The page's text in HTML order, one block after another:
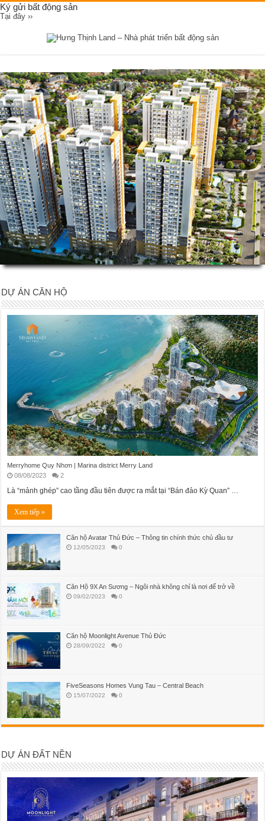
Ký gửi bất động sản
Tại đây ››
DỰ ÁN CĂN HỘ
Merryhome Quy Nhơn | Marina district Merry Land
08/08/2023
2
Là “mảnh ghép” cao tầng đầu tiên được ra mắt tại “Bán đảo Kỳ Quan” …
Xem tiếp »
Căn hộ Avatar Thủ Đức – Thông tin chính thức chủ đầu tư
12/05/2023 0
Căn Hộ 9X An Sương – Ngôi nhà không chỉ là nơi để trở về
09/02/2023 0
Căn hộ Moonlight Avenue Thủ Đức
28/09/2022 0
FiveSeasons Homes Vung Tau – Central Beach
15/07/2022 0
DỰ ÁN ĐẤT NỀN